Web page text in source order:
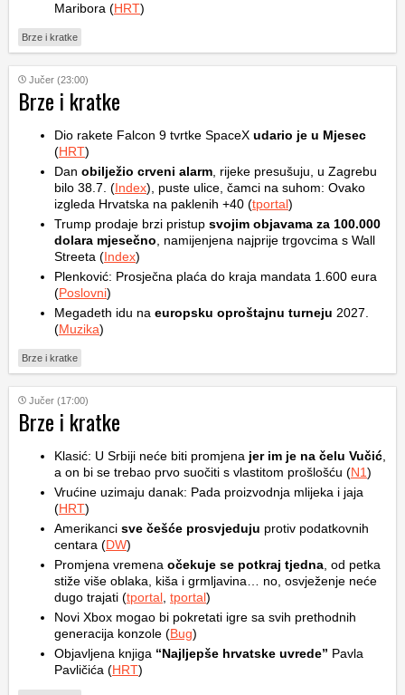
Maribora (HRT)
Brze i kratke
Jučer (23:00)
Brze i kratke
Dio rakete Falcon 9 tvrtke SpaceX udario je u Mjesec
(HRT)
Dan obilježio crveni alarm , rijeke presušuju, u Zagrebu
bilo 38.7. (Index), puste ulice, čamci na suhom: Ovako
izgleda Hrvatska na paklenih +40 (tportal)
Trump prodaje brzi pristup svojim objavama za 100.000
dolara mjesečno , namijenjena najprije trgovcima s Wall
Streeta (Index)
Plenković: Prosječna plaća do kraja mandata 1.600 eura
(Poslovni)
Megadeth idu na europsku oproštajnu turneju 2027.
(Muzika)
Brze i kratke
Jučer (17:00)
Brze i kratke
Klasić: U Srbiji neće biti promjena jer im je na čelu Vučić
a on bi se trebao prvo suočiti s vlastitom prošlošću (N1)
Vrućine uzimaju danak: Pada proizvodnja mlijeka i jaja
(HRT)
Amerikanci sve češće prosvjeduju protiv podatkovnih
centara (DW)
Promjena vremena očekuje se potkraj tjedna , od petka
stiže više oblaka, kiša i grmljavina… no, osvježenje neće
dugo trajati (tportal tportal)
Novi Xbox mogao bi pokretati igre sa svih prethodnih
generacija konzole (Bug)
Objavljena knjiga “Najljepše hrvatske uvrede” Pavla
Pavličića (HRT)